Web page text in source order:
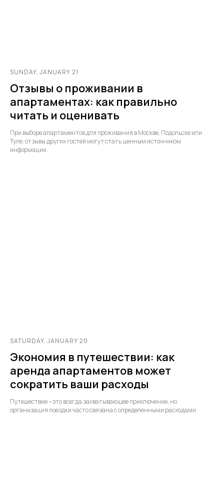
SUNDAY, JANUARY 21
Отзывы о проживании в
апартаментах: как правильно
читать и оценивать
При выборе апартаментов для проживания в Москве, Подольске или
Туле, отзывы других гостей могут стать ценным источником
информации.
SATURDAY, JANUARY 20
Экономия в путешествии: как
аренда апартаментов может
сократить ваши расходы
Путешествие – это всегда захватывающее приключение, но
организация поездки часто связана с определенными расходами.